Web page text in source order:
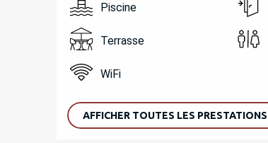
Piscine
Terrasse
WiFi
AFFICHER TOUTES LES PRESTATIONS